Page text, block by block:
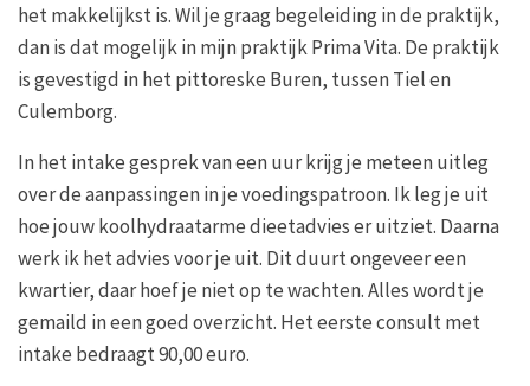
het makkelijkst is. Wil je graag begeleiding in de praktijk,
dan is dat mogelijk in mijn praktijk Prima Vita. De praktijk
is gevestigd in het pittoreske Buren, tussen Tiel en
Culemborg.
In het intake gesprek van een uur krijg je meteen uitleg
over de aanpassingen in je voedingspatroon. Ik leg je uit
hoe jouw koolhydraatarme dieetadvies er uitziet. Daarna
werk ik het advies voor je uit. Dit duurt ongeveer een
kwartier, daar hoef je niet op te wachten. Alles wordt je
gemaild in een goed overzicht. Het eerste consult met
intake bedraagt 90,00 euro.